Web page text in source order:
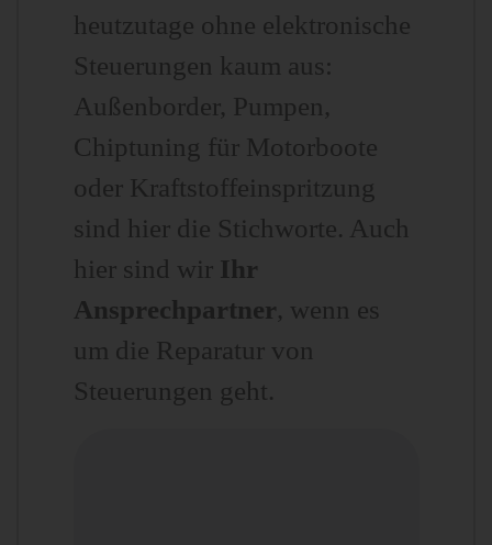
heutzutage ohne elektronische
Steuerungen kaum aus:
Außenborder, Pumpen,
Chiptuning für Motorboote
oder Kraftstoffeinspritzung
sind hier die Stichworte. Auch
hier sind wir Ihr
Ansprechpartner, wenn es
um die Reparatur von
Steuerungen geht.